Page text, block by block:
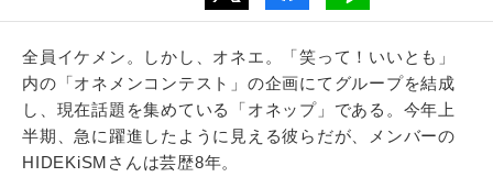
全員イケメン。しかし、オネエ。「笑って！いいとも」
内の「オネメンコンテスト」の企画にてグループを結成
し、現在話題を集めている「オネップ」である。今年上
半期、急に躍進したように見える彼らだが、メンバーの
HIDEKiSMさんは芸歴8年。